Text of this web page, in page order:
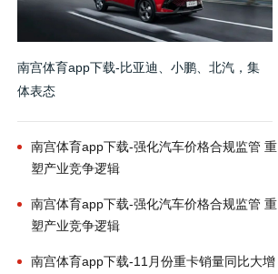
南宫体育app下载-比亚迪、小鹏、北汽，集
体表态
南宫体育app下载-强化汽车价格合规监管 重
塑产业竞争逻辑
南宫体育app下载-强化汽车价格合规监管 重
塑产业竞争逻辑
南宫体育app下载-11月份重卡销量同比大增